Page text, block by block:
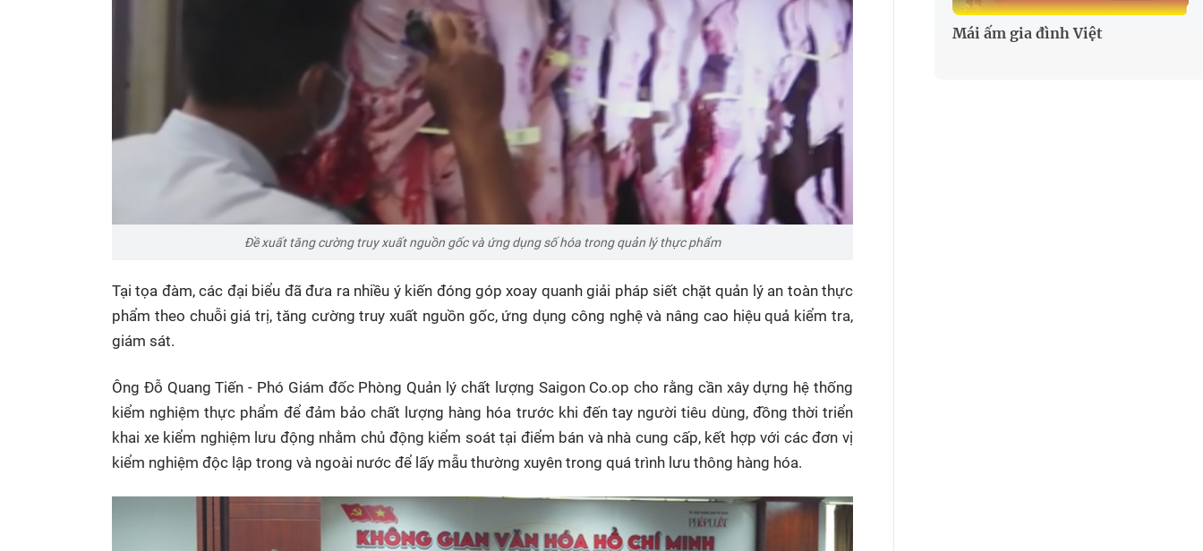
Đề xuất tăng cường truy xuất nguồn gốc và ứng dụng số hóa trong quản lý thực phẩm
Tại tọa đàm, các đại biểu đã đưa ra nhiều ý kiến đóng góp xoay quanh giải pháp siết chặt quản lý an toàn thực
phẩm theo chuỗi giá trị, tăng cường truy xuất nguồn gốc, ứng dụng công nghệ và nâng cao hiệu quả kiểm tra,
giám sát.
Ông Đỗ Quang Tiến - Phó Giám đốc Phòng Quản lý chất lượng Saigon Co.op cho rằng cần xây dựng hệ thống
kiểm nghiệm thực phẩm để đảm bảo chất lượng hàng hóa trước khi đến tay người tiêu dùng, đồng thời triển
khai xe kiểm nghiệm lưu động nhằm chủ động kiểm soát tại điểm bán và nhà cung cấp, kết hợp với các đơn vị
kiểm nghiệm độc lập trong và ngoài nước để lấy mẫu thường xuyên trong quá trình lưu thông hàng hóa.
Mái ấm gia đình Việt